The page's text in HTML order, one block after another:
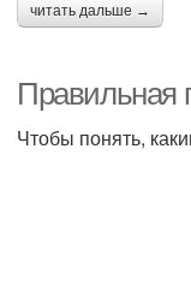
читать дальше →
Правильная
Чтобы понять,